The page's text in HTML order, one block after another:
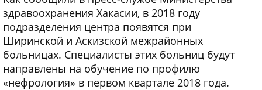
здравоохранения Хакасии, в 2018 году
подразделения центра появятся при
Ширинской и Аскизской межрайонных
больницах. Специалисты этих больниц будут
направлены на обучение по профилю
«нефрология» в первом квартале 2018 года.